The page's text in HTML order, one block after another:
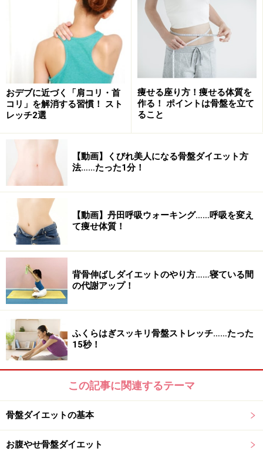
おデブに近づく「肩コリ・首
コリ」を解消する習慣！ スト
レッチ2選
痩せる座り方！痩せる体質を
作る！ ポイントは骨盤を立て
ること
【動画】くびれ美人になる骨盤ダイエット方
法……たった1分！
【動画】丹田呼吸ウォーキング……呼吸を変え
て痩せ体質！
背骨伸ばしダイエットのやり方……寝ている間
の代謝アップ！
ふくらはぎスッキリ骨盤ストレッチ……たった
15秒！
この記事に関連するテーマ
骨盤ダイエットの基本
お腹やせ骨盤ダイエット